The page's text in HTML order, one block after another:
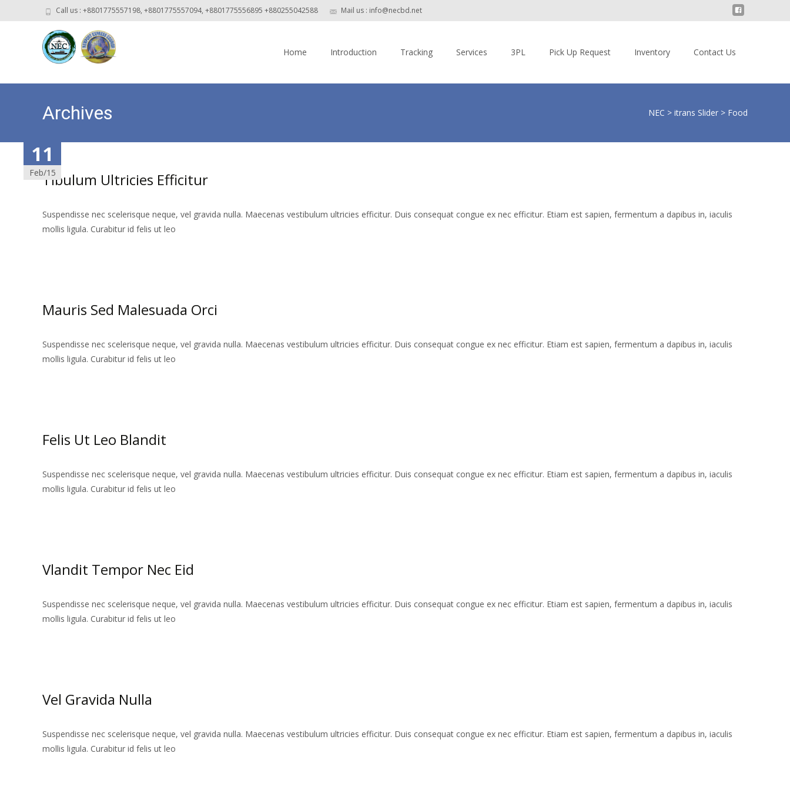
Call us : +8801775557198, +8801775557094, +8801775556895 +880255042588 Mail us : info@necbd.net
Home Introduction Tracking Services 3PL Pick Up Request Inventory Contact Us
Archives NEC > itrans Slider > Food
11
Feb/15Tibulum Ultricies Efficitur
Suspendisse nec scelerisque neque, vel gravida nulla. Maecenas vestibulum ultricies efficitur. Duis consequat congue ex nec efficitur. Etiam est sapien, fermentum a dapibus in, iaculis
mollis ligula. Curabitur id felis ut leo
11
Feb/15
Mauris Sed Malesuada Orci
Suspendisse nec scelerisque neque, vel gravida nulla. Maecenas vestibulum ultricies efficitur. Duis consequat congue ex nec efficitur. Etiam est sapien, fermentum a dapibus in, iaculis
mollis ligula. Curabitur id felis ut leo
11
Feb/15
Felis Ut Leo Blandit
Suspendisse nec scelerisque neque, vel gravida nulla. Maecenas vestibulum ultricies efficitur. Duis consequat congue ex nec efficitur. Etiam est sapien, fermentum a dapibus in, iaculis
mollis ligula. Curabitur id felis ut leo
11
Feb/15
Vlandit Tempor Nec Eid
Suspendisse nec scelerisque neque, vel gravida nulla. Maecenas vestibulum ultricies efficitur. Duis consequat congue ex nec efficitur. Etiam est sapien, fermentum a dapibus in, iaculis
mollis ligula. Curabitur id felis ut leo
11
Feb/15
Vel Gravida Nulla
Suspendisse nec scelerisque neque, vel gravida nulla. Maecenas vestibulum ultricies efficitur. Duis consequat congue ex nec efficitur. Etiam est sapien, fermentum a dapibus in, iaculis
mollis ligula. Curabitur id felis ut leo
11
Feb/15